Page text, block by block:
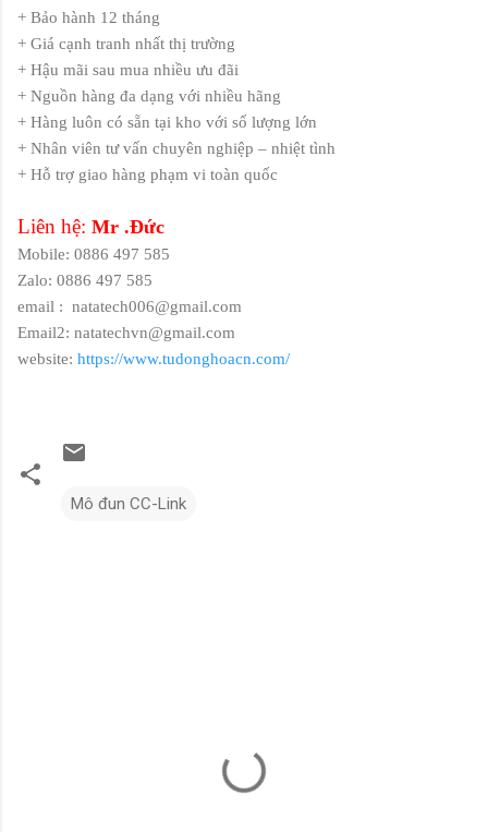
+ Bảo hành 12 tháng
+ Giá cạnh tranh nhất thị trường
+ Hậu mãi sau mua nhiều ưu đãi
+ Nguồn hàng đa dạng với nhiều hãng
+ Hàng luôn có sẵn tại kho với số lượng lớn
+ Nhân viên tư vấn chuyên nghiệp – nhiệt tình
+ Hỗ trợ giao hàng phạm vi toàn quốc
Liên hệ: Mr .Đức
Mobile: 0886 497 585
Zalo: 0886 497 585
email : natatech006@gmail.com
Email2: natatechvn@gmail.com
website: https://www.tudonghoacn.com/
Mô đun CC-Link